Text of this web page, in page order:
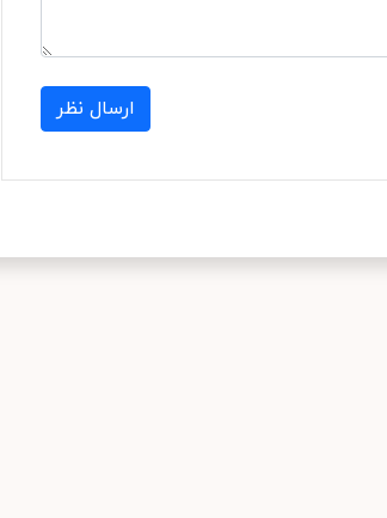
ارسال نظر